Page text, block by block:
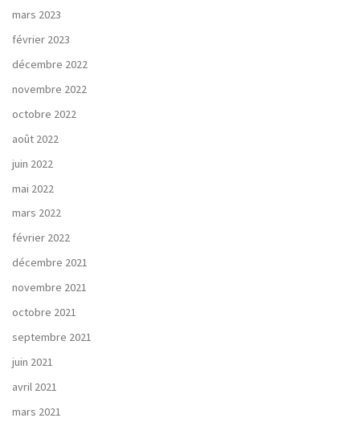
mars 2023
février 2023
décembre 2022
novembre 2022
octobre 2022
août 2022
juin 2022
mai 2022
mars 2022
février 2022
décembre 2021
novembre 2021
octobre 2021
septembre 2021
juin 2021
avril 2021
mars 2021